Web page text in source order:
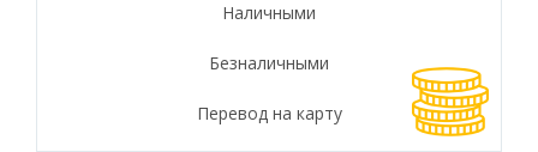
Наличными
Безналичными
Перевод на карту